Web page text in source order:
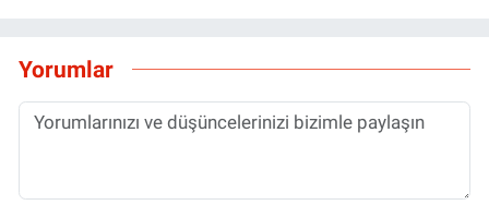
Yorumlar